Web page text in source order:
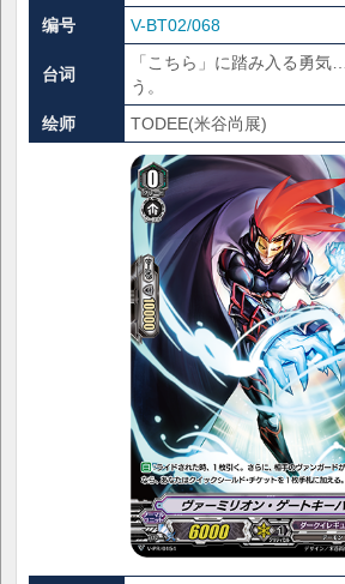
编号
V-BT02/068
台词
「こちら」に踏み入る勇
う。
绘师
TODEE(米谷尚展)